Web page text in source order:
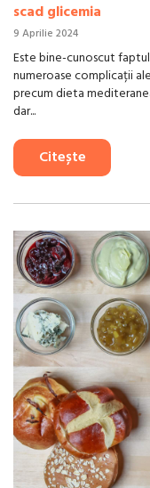
scad glicemia
9 Aprilie 2024
Este bine-cunoscut
numeroase complicații
precum dieta
dar...
Citește